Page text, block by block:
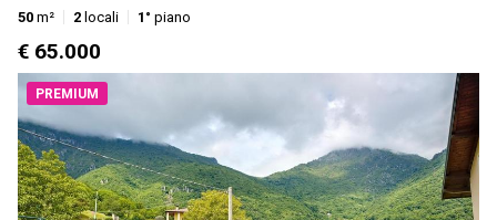
50 m² 2 locali 1° piano
€ 65.000
PREMIUM